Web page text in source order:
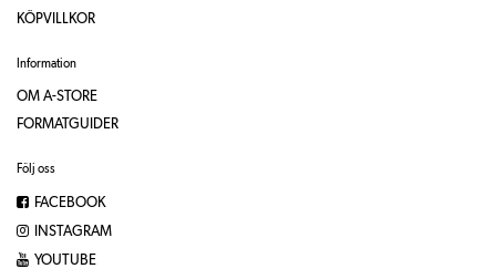
KÖPVILLKOR
Information
OM A-STORE
FORMATGUIDER
Följ oss
FACEBOOK
INSTAGRAM
YOUTUBE